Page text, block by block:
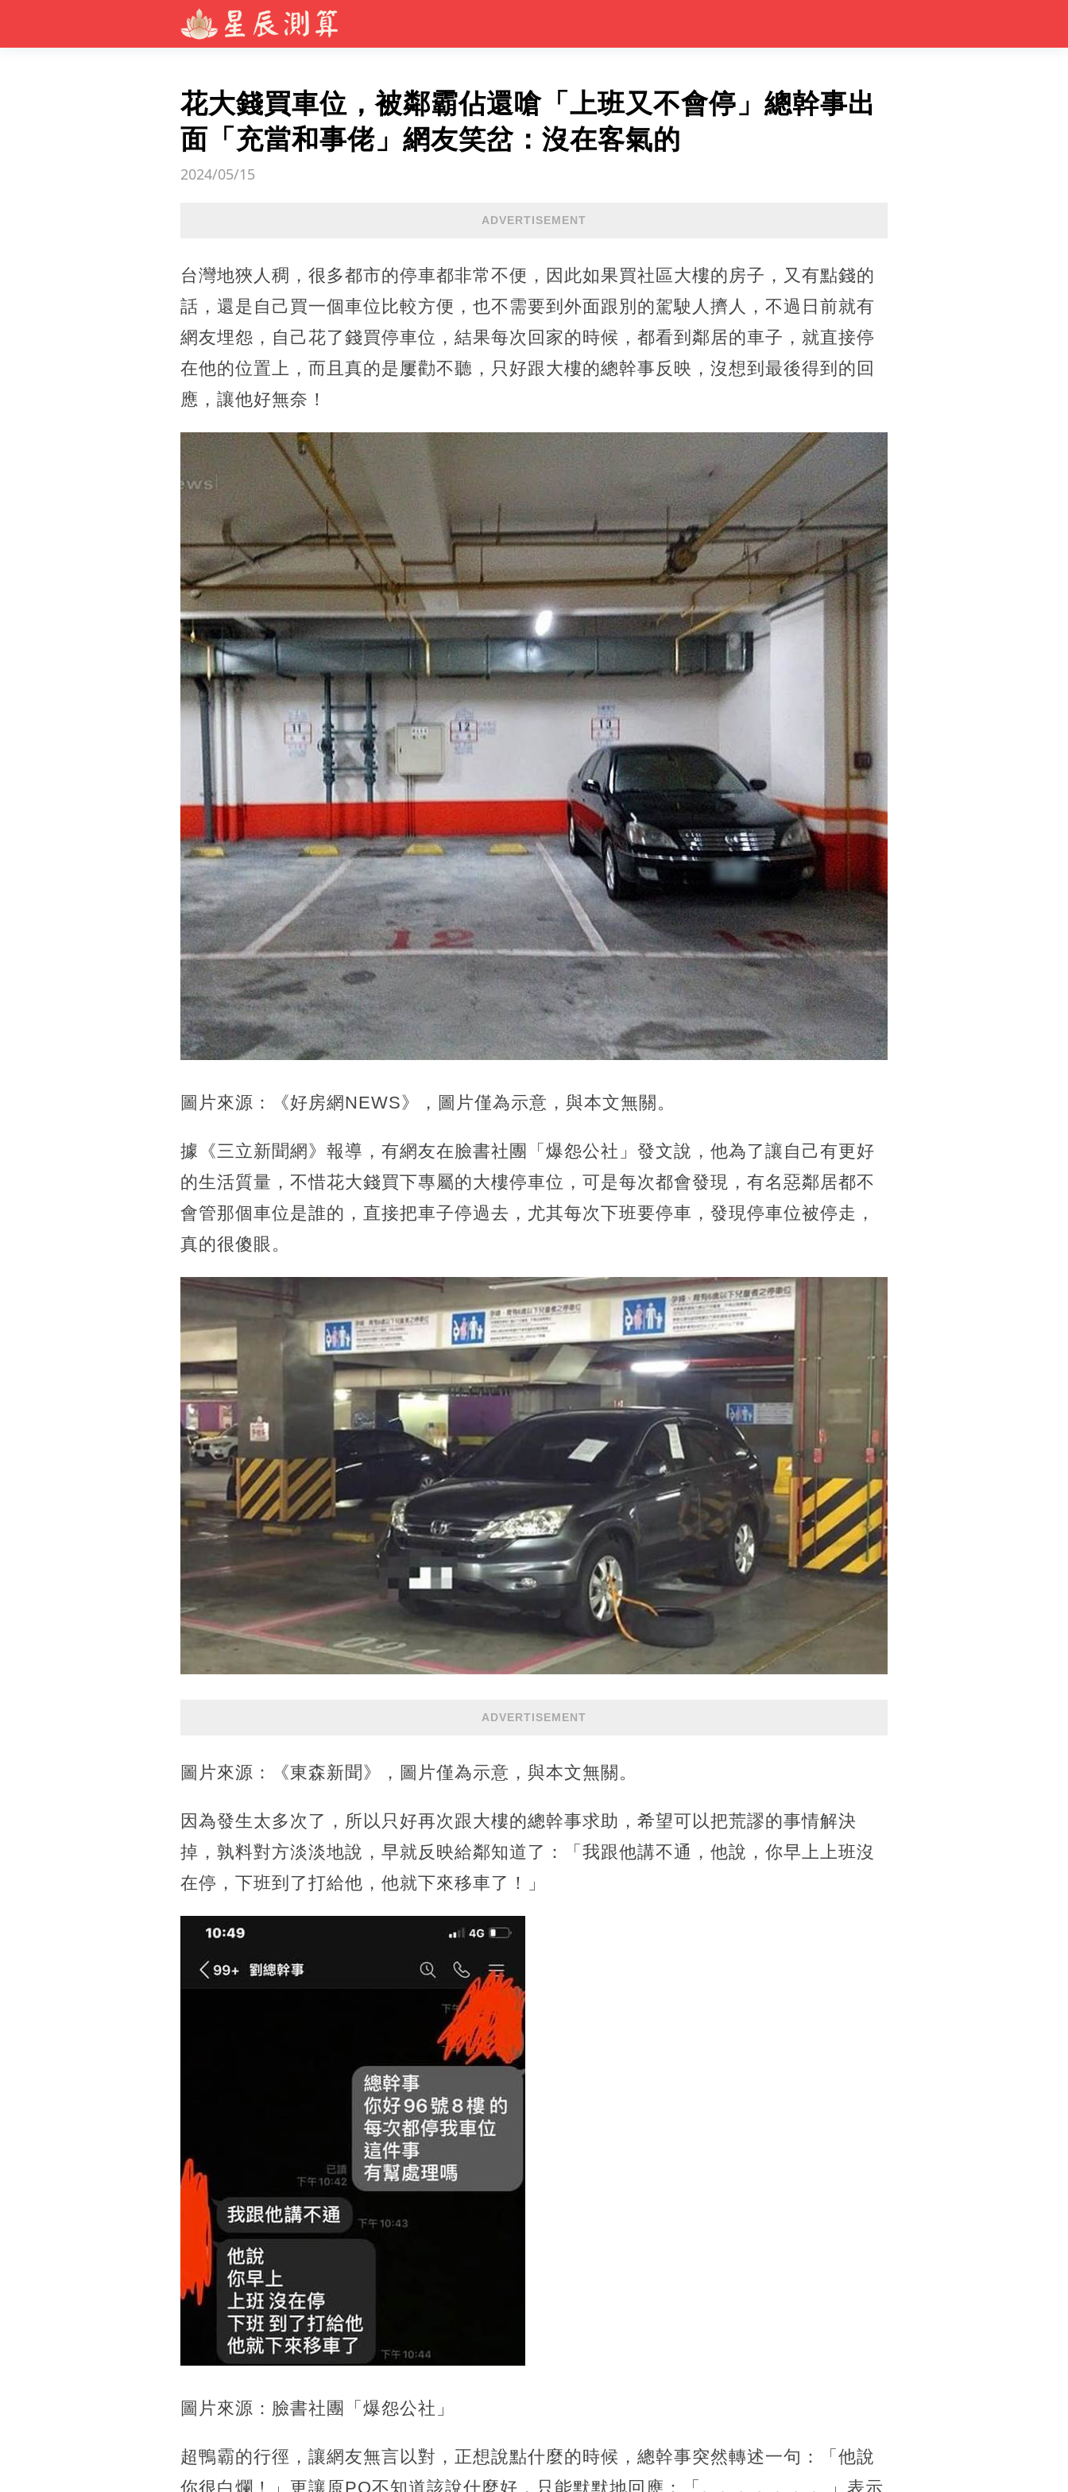
花大錢買車位，被鄰霸佔還嗆「上班又不會停」總幹事出
面「充當和事佬」網友笑岔：沒在客氣的
2024/05/15
ADVERTISEMENT
台灣地狹人稠，很多都市的停車都非常不便，因此如果買社區大樓的房子，又有點錢的
話，還是自己買一個車位比較方便，也不需要到外面跟別的駕駛人擠人，不過日前就有
網友埋怨，自己花了錢買停車位，結果每次回家的時候，都看到鄰居的車子，就直接停
在他的位置上，而且真的是屢勸不聽，只好跟大樓的總幹事反映，沒想到最後得到的回
應，讓他好無奈！
圖片來源：《好房網NEWS》，圖片僅為示意，與本文無關。
據《三立新聞網》報導，有網友在臉書社團「爆怨公社」發文說，他為了讓自己有更好
的生活質量，不惜花大錢買下專屬的大樓停車位，可是每次都會發現，有名惡鄰居都不
會管那個車位是誰的，直接把車子停過去，尤其每次下班要停車，發現停車位被停走，
真的很傻眼。
ADVERTISEMENT
圖片來源：《東森新聞》，圖片僅為示意，與本文無關。
因為發生太多次了，所以只好再次跟大樓的總幹事求助，希望可以把荒謬的事情解決
掉，孰料對方淡淡地說，早就反映給鄰知道了：「我跟他講不通，他說，你早上上班沒
在停，下班到了打給他，他就下來移車了！」
圖片來源：臉書社團「爆怨公社」
超鴨霸的行徑，讓網友無言以對，正想說點什麼的時候，總幹事突然轉述一句：「他說
你很白爛！」更讓原PO不知道該說什麼好，只能默默地回應：「。。。。。。。」表示